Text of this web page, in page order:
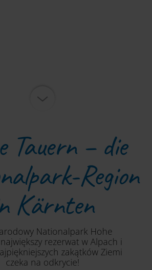
Tauern – die
Region
Kärnten
Nationalpark Hohe
rezerwat w Alpach i
zakątków Ziemi
czeka na odkrycie!